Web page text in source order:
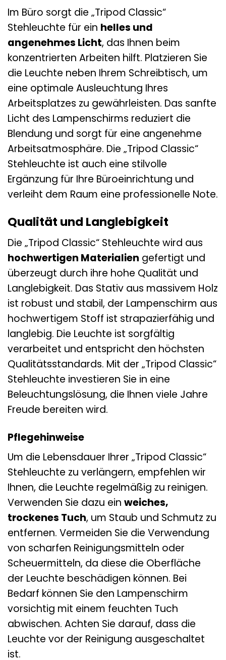
Im Büro sorgt die „Tripod Classic“
Stehleuchte für ein helles und
angenehmes Licht, das Ihnen beim
konzentrierten Arbeiten hilft. Platzieren Sie
die Leuchte neben Ihrem Schreibtisch, um
eine optimale Ausleuchtung Ihres
Arbeitsplatzes zu gewährleisten. Das sanfte
Licht des Lampenschirms reduziert die
Blendung und sorgt für eine angenehme
Arbeitsatmosphäre. Die „Tripod Classic“
Stehleuchte ist auch eine stilvolle
Ergänzung für Ihre Büroeinrichtung und
verleiht dem Raum eine professionelle Note.
Qualität und Langlebigkeit
Die „Tripod Classic“ Stehleuchte wird aus
hochwertigen Materialien gefertigt und
überzeugt durch ihre hohe Qualität und
Langlebigkeit. Das Stativ aus massivem Holz
ist robust und stabil, der Lampenschirm aus
hochwertigem Stoff ist strapazierfähig und
langlebig. Die Leuchte ist sorgfältig
verarbeitet und entspricht den höchsten
Qualitätsstandards. Mit der „Tripod Classic“
Stehleuchte investieren Sie in eine
Beleuchtungslösung, die Ihnen viele Jahre
Freude bereiten wird.
Pflegehinweise
Um die Lebensdauer Ihrer „Tripod Classic“
Stehleuchte zu verlängern, empfehlen wir
Ihnen, die Leuchte regelmäßig zu reinigen.
Verwenden Sie dazu ein weiches,
trockenes Tuch, um Staub und Schmutz zu
entfernen. Vermeiden Sie die Verwendung
von scharfen Reinigungsmitteln oder
Scheuermitteln, da diese die Oberfläche
der Leuchte beschädigen können. Bei
Bedarf können Sie den Lampenschirm
vorsichtig mit einem feuchten Tuch
abwischen. Achten Sie darauf, dass die
Leuchte vor der Reinigung ausgeschaltet
ist.